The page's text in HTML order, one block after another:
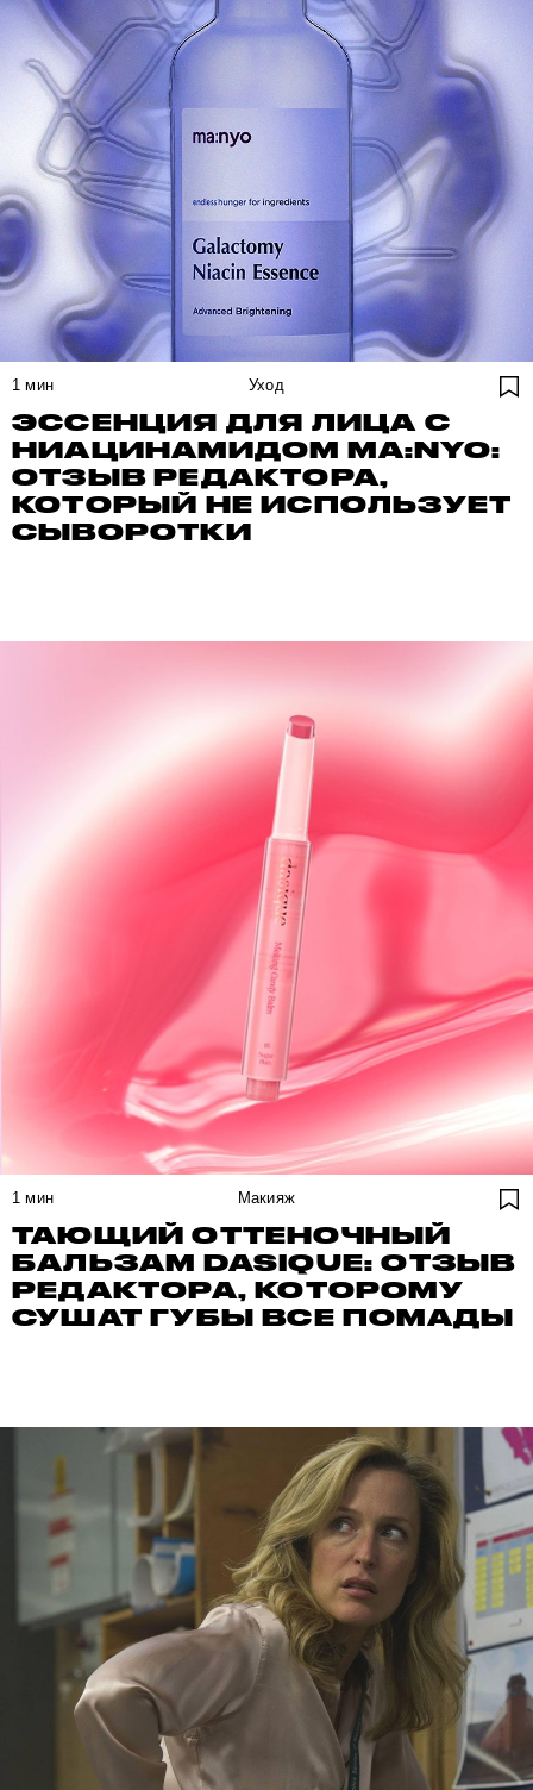
1 мин Уход
ЭССЕНЦИЯ ДЛЯ ЛИЦА С
НИАЦИНАМИДОМ MA:NYO:
ОТЗЫВ РЕДАКТОРА,
КОТОРЫЙ НЕ ИСПОЛЬЗУЕТ
СЫВОРОТКИ
1 мин Макияж
ТАЮЩИЙ ОТТЕНОЧНЫЙ
БАЛЬЗАМ DASIQUE: ОТЗЫВ
РЕДАКТОРА, КОТОРОМУ
СУШАТ ГУБЫ ВСЕ ПОМАДЫ